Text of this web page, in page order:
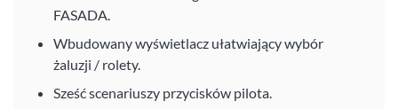
FASADA.
Wbudowany wyświetlacz ułatwiający wybór
żaluzji / rolety.
Sześć scenariuszy przycisków pilota.